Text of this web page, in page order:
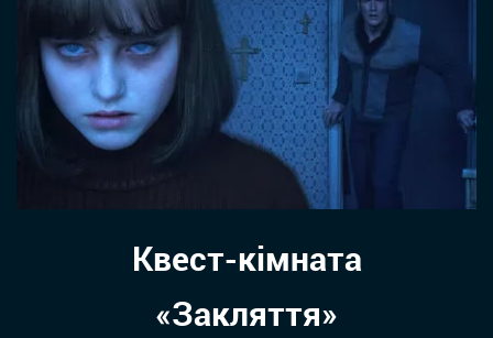
Квест-кімната
«Закляття»